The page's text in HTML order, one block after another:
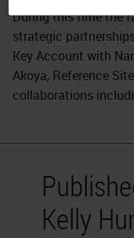
During this time the
strategic
Key Account with
Akoya, Reference
collaborations
Kelly